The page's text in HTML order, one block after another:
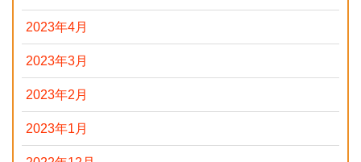
2023年4月
2023年3月
2023年2月
2023年1月